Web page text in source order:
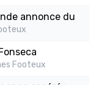
annonce du
Footeux